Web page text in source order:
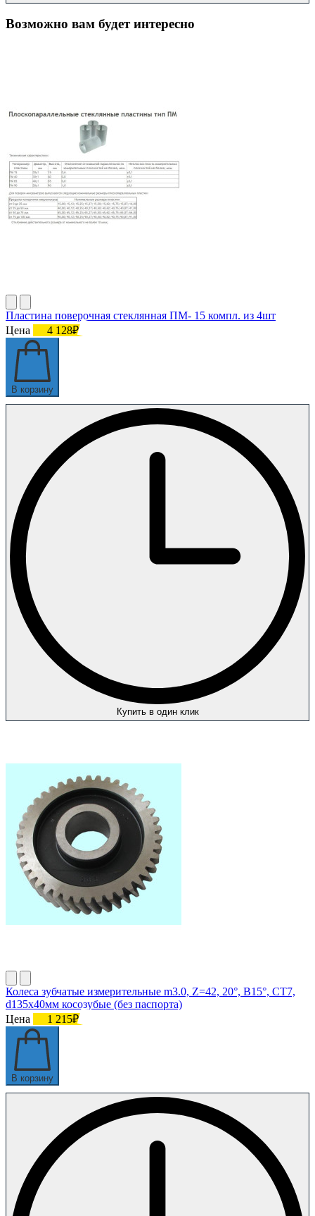
Возможно вам будет интересно
Пластина поверочная стеклянная ПМ- 15 компл. из 4шт
Цена
4 128₽
В корзину
Купить в один клик
Колеса зубчатые измерительные m3.0, Z=42, 20°, B15°, СТ7,
d135х40мм косозубые (без паспорта)
Цена
1 215₽
В корзину